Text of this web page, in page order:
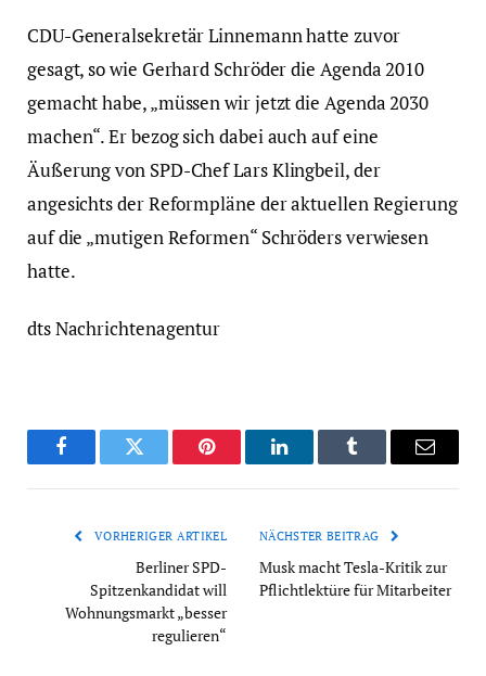
CDU-Generalsekretär Linnemann hatte zuvor
gesagt, so wie Gerhard Schröder die Agenda 2010
gemacht habe, „müssen wir jetzt die Agenda 2030
machen“. Er bezog sich dabei auch auf eine
Äußerung von SPD-Chef Lars Klingbeil, der
angesichts der Reformpläne der aktuellen Regierung
auf die „mutigen Reformen“ Schröders verwiesen
hatte.
dts Nachrichtenagentur
FacebookTwitter Pinterest LinkedInTumblr Email
VORHERIGER ARTIKEL
Berliner SPD-
Spitzenkandidat will
Wohnungsmarkt „besser
regulieren“
NÄCHSTER BEITRAG
Musk macht Tesla-Kritik zur
Pflichtlektüre für Mitarbeiter